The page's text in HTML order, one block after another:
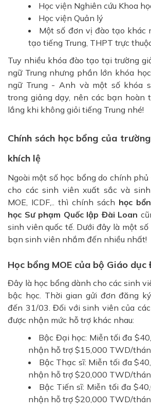
Học viện Nghiên cứu Khoa
Học viện Quản lý
Một số đơn vị đào tạo khác
tạo tiếng Trung, THPT trực
Tuy nhiều khóa đào tạo tại trường
ngữ Trung nhưng phần lớn khóa
ngữ Trung - Anh và một số khóa
trong giảng dạy, nên các bạn hoàn
lắng khi không giỏi tiếng Trung nhé!
Chính sách học bổng của
khích lệ
Ngoài một số học bổng do chính
cho các sinh viên xuất sắc và
MOE, ICDF,.. thì chính sách học
học Sư phạm Quốc lập Đài Loan
sinh viên quốc tế. Dưới đây là một
bạn sinh viên nhắm đến nhiều nhất!
Học bổng MOE của bộ Giáo
Đây là học bổng dành cho các sinh
bậc học. Thời gian gửi đơn đăng
đến 31/03. Đối với sinh viên của
được nhận mức hỗ trợ khác nhau:
Bậc Đại học: Miễn tối đa
nhận hỗ trợ $15,000 TWD/
Bậc Thạc sĩ: Miễn tối đa
nhận hỗ trợ $20,000 TWD/
Bậc Tiến sĩ: Miễn tối đa
nhận hỗ trợ $20,000 TWD/